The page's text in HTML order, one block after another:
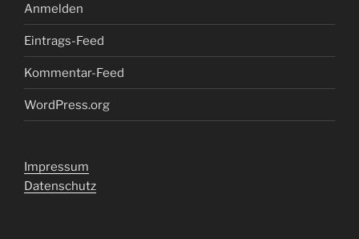
Anmelden
Eintrags-Feed
Kommentar-Feed
WordPress.org
Impressum
Datenschutz